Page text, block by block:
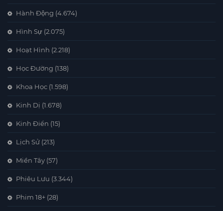
Hành Động (4.674)
Hình Sự (2.075)
Hoạt Hình (2.218)
Học Đường (138)
Khoa Học (1.598)
Kinh Dị (1.678)
Kinh Điển (15)
Lịch Sử (213)
Miền Tây (57)
Phiêu Lưu (3.344)
Phim 18+ (28)